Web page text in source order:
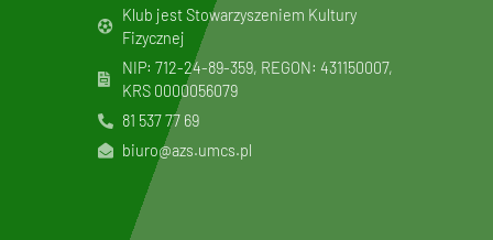
Klub jest Stowarzyszeniem Kultury
Fizycznej
NIP: 712-24-89-359, REGON: 431150007,
KRS 0000056079
81 537 77 69
biuro@azs.umcs.pl